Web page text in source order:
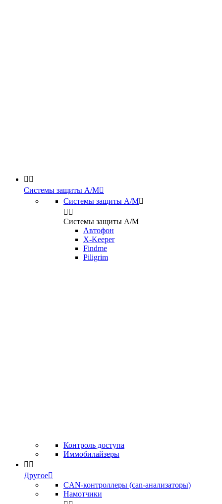
 
Системы защиты А/М
Системы защиты А/М
 
Системы защиты А/М
Автофон
X-Keeper
Findme
Piligrim
Контроль доступа
Иммобилайзеры
 
Другое
CAN-контроллеры (can-анализаторы)
Намотчики